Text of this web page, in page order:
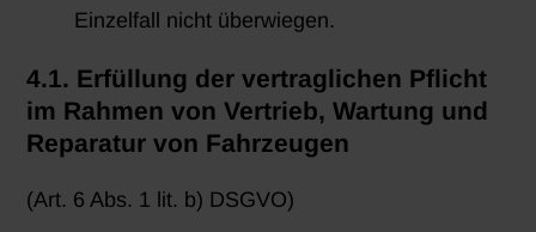
Einzelfall nicht überwiegen.
4.1. Erfüllung der vertraglichen Pflicht
im Rahmen von Vertrieb, Wartung und
Reparatur von Fahrzeugen
(Art. 6 Abs. 1 lit. b) DSGVO)